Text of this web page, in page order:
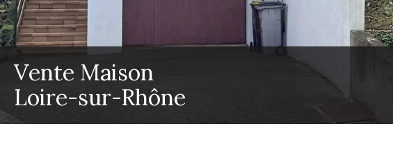
Vente Maison
Loire-sur-Rhône